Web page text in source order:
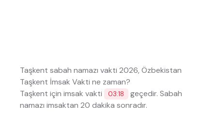
Taşkent sabah namazı vakti 2026, Özbekistan
Taşkent İmsak Vakti ne zaman?
Taşkent için imsak vakti
03:18
geçedir. Sabah
namazı imsaktan 20 dakika sonradır.